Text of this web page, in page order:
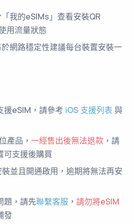
我的eSIMs」查看安裝QR
用流量狀態
網路穩定性建議每台裝置安裝一
援eSIM，請參考 iOS 支援列表 與
產品， 一經售出後無法退款 ，請
可支援後購買
並且開通啟用，逾期將無法再安
題，請先聯繫客服 ， 請勿將eSIM
發